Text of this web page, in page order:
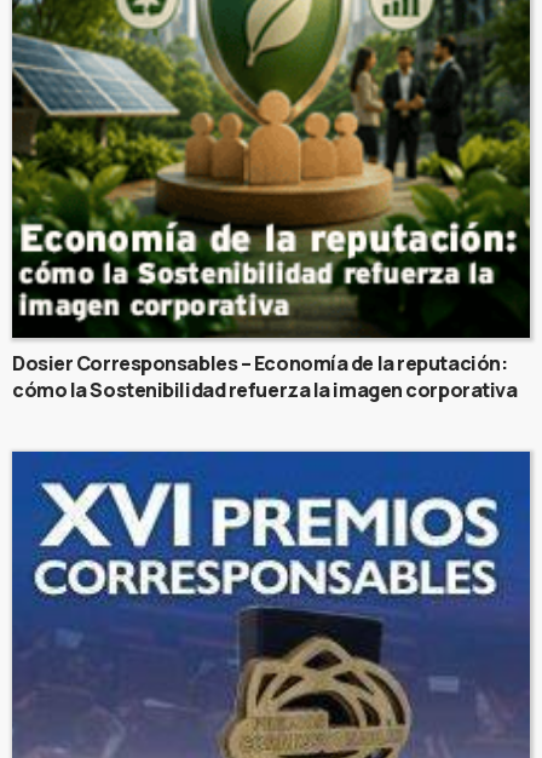
Dosier Corresponsables – Economía de la reputación:
cómo la Sostenibilidad refuerza la imagen corporativa